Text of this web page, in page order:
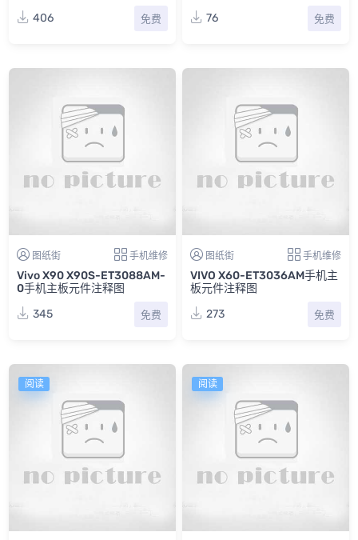
406
免费 76 免费
图纸街 手机维修
Vivo X90 X90S-ET3088AM-
0手机主板元件注释图
345
免费
图纸街 手机维修
VIVO X60-ET3036AM手机主
板元件注释图
273
免费
阅读 阅读